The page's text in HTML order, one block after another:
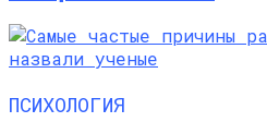
ПСИХОЛОГИЯ